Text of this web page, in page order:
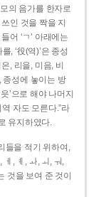
의 음가를 한자로
인 것을 짝을 지
어 ‘ㄱ’ 아래에는
, ‘役(역)’은 종성
, 리을, 미음, 비
종성에 놓이는 방
’으로 해야 나머지
자도 모른다.”라
유지하였다.
들을 적기 위하여,
ㅔ, ㅖ, ㅘ, ㅚ, ㅝ,
것을 보여 준 것이